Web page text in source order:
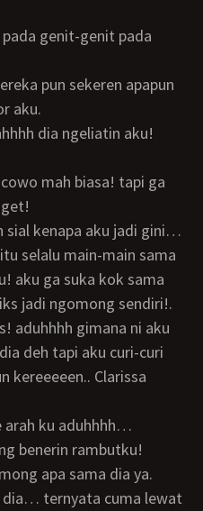
aku.
selalu main-main sama
aku ga suka kok sama
jadi ngomong sendiri!.
deh tapi aku curi-curi
kereeeeen.. Clarissa
benerin rambutku!
apa sama dia ya.